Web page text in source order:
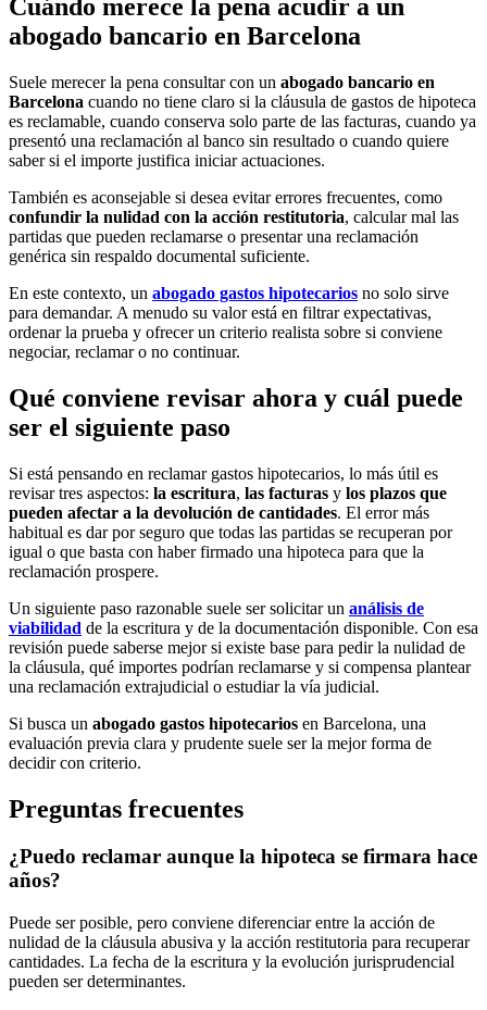
Cuándo merece la pena acudir a un
abogado bancario en Barcelona
Suele merecer la pena consultar con un abogado bancario en
Barcelona cuando no tiene claro si la cláusula de gastos de hipoteca
es reclamable, cuando conserva solo parte de las facturas, cuando ya
presentó una reclamación al banco sin resultado o cuando quiere
saber si el importe justifica iniciar actuaciones.
También es aconsejable si desea evitar errores frecuentes, como
confundir la nulidad con la acción restitutoria, calcular mal las
partidas que pueden reclamarse o presentar una reclamación
genérica sin respaldo documental suficiente.
En este contexto, un abogado gastos hipotecarios no solo sirve
para demandar. A menudo su valor está en filtrar expectativas,
ordenar la prueba y ofrecer un criterio realista sobre si conviene
negociar, reclamar o no continuar.
Qué conviene revisar ahora y cuál puede
ser el siguiente paso
Si está pensando en reclamar gastos hipotecarios, lo más útil es
revisar tres aspectos: la escritura, las facturas y los plazos que
pueden afectar a la devolución de cantidades. El error más
habitual es dar por seguro que todas las partidas se recuperan por
igual o que basta con haber firmado una hipoteca para que la
reclamación prospere.
Un siguiente paso razonable suele ser solicitar un análisis de
viabilidad de la escritura y de la documentación disponible. Con esa
revisión puede saberse mejor si existe base para pedir la nulidad de
la cláusula, qué importes podrían reclamarse y si compensa plantear
una reclamación extrajudicial o estudiar la vía judicial.
Si busca un abogado gastos hipotecarios en Barcelona, una
evaluación previa clara y prudente suele ser la mejor forma de
decidir con criterio.
Preguntas frecuentes
¿Puedo reclamar aunque la hipoteca se firmara hace
años?
Puede ser posible, pero conviene diferenciar entre la acción de
nulidad de la cláusula abusiva y la acción restitutoria para recuperar
cantidades. La fecha de la escritura y la evolución jurisprudencial
pueden ser determinantes.